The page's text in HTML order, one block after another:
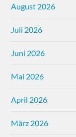
August 2026
Juli 2026
Juni 2026
Mai 2026
April 2026
März 2026